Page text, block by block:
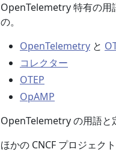
OpenTelemetry 特有の用
の。
OpenTelemetry と
コレクター
OTEP
OpAMP
OpenTelemetry の用語と
ほかの CNCF プロジェク